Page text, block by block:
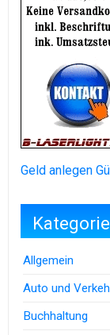
Geld anlegen
Allgemein
Auto und
Buchhaltung